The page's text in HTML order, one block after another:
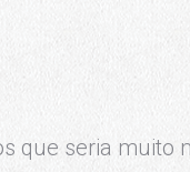
que seria muito